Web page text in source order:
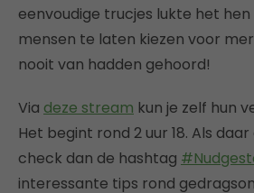
eenvoudige trucjes lukte het
mensen te laten kiezen voor
nooit van hadden gehoord!
Via deze stream kun je zelf hun
Het begint rond 2 uur 18. Als
check dan de hashtag
interessante tips rond